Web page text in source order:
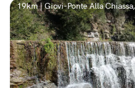
19km | Giovi-Ponte Alla